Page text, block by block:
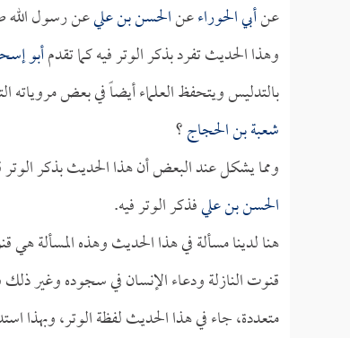
عنأبي الحوراءعنالحسن بن عليعن رسول الله
وهذا الحديث تفرد بذكر الوتر فيه كما تقدمأبو
بالتدليس ويتحفظ العلماء أيضاً في بعض
شعبة بن الحجاج؟
ومما يشكل عند البعض أن هذا الحديث بذكر
الحسن بن عليفذكر الوتر فيه.
هنا لدينا مسألة في هذا الحديث وهذه المسألة هي
قنوت النازلة ودعاء الإنسان في سجوده وغير
متعددة، جاء في هذا الحديث لفظة الوتر، وبهذا